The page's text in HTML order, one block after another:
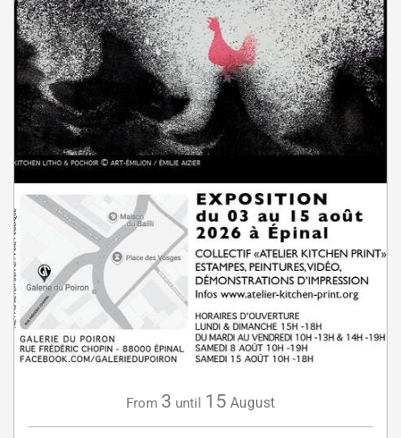
From 3 until 15 August